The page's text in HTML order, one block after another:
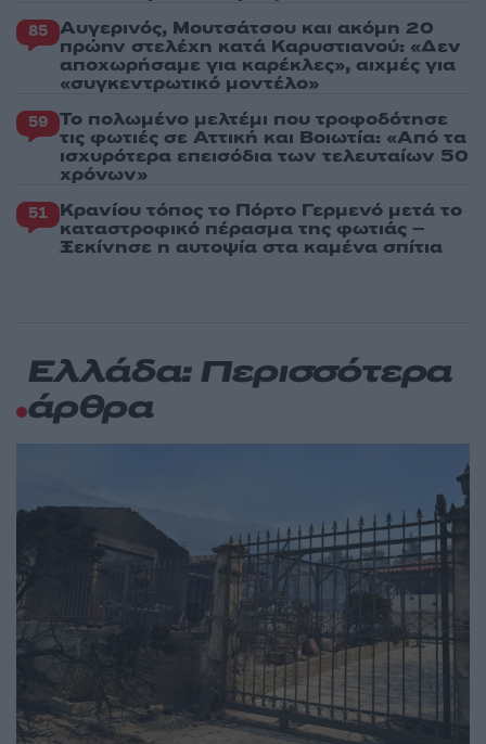
85 Αυγερινός, Μουτσάτσου και ακόμη 20
πρώην στελέχη κατά Καρυστιανού: «Δεν
αποχωρήσαμε για καρέκλες», αιχμές για
«συγκεντρωτικό μοντέλο»
59 Το πολωμένο μελτέμι που τροφοδότησε
τις φωτιές σε Αττική και Βοιωτία: «Από τα
ισχυρότερα επεισόδια των τελευταίων 50
χρόνων»
51 Κρανίου τόπος το Πόρτο Γερμενό μετά το
καταστροφικό πέρασμα της φωτιάς –
Ξεκίνησε η αυτοψία στα καμένα σπίτια
Ελλάδα: Περισσότερα
άρθρα